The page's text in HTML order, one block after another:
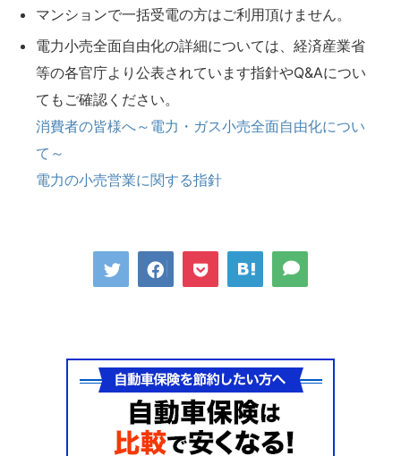
マンションで一括受電の方はご利用頂けません。
電力小売全面自由化の詳細については、経済産業省
等の各官庁より公表されています指針やQ&Aについ
てもご確認ください。
消費者の皆様へ～電力・ガス小売全面自由化につい
て～
電力の小売営業に関する指針